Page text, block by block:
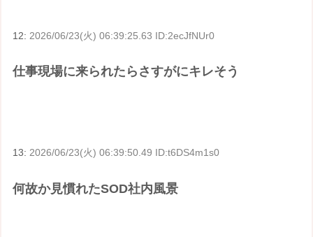
12: 2026/06/23(火) 06:39:25.63 ID:2ecJfNUr0
仕事現場に来られたらさすがにキレそう
13:2026/06/23(火) 06:39:50.49 ID:t6DS4m1s0
何故か見慣れたSOD社内風景